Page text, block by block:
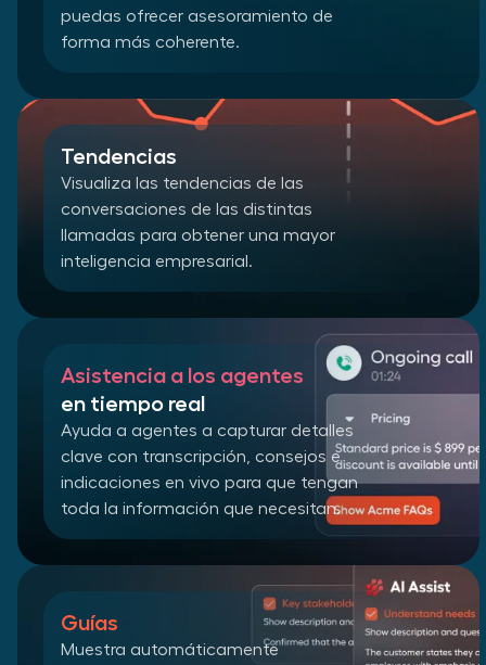
puedas ofrecer asesoramiento de
forma más coherente.
Tendencias
Visualiza las tendencias de las
conversaciones de las distintas
llamadas para obtener una mayor
inteligencia empresarial.
Asistencia a los agentes
en tiempo real
Ayuda a agentes a capturar detalles
clave con transcripción, consejos e
indicaciones en vivo para que tengan
toda la información que necesitan.
Guías
Muestra automáticamente